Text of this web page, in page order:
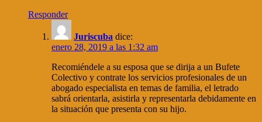
Responder
Juriscuba dice:
enero 28, 2019 a las 1:32 am
Recomiéndele a su esposa que se dirija a un Bufete
Colectivo y contrate los servicios profesionales de un
abogado especialista en temas de familia, el letrado
sabrá orientarla, asistirla y representarla debidamente en
la situación que presenta con su hijo.